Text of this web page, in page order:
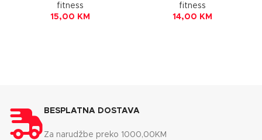
fitness
15,00 KM
fitness
14,00 KM
BESPLATNA DOSTAVA
Za narudžbe preko 1000,00KM